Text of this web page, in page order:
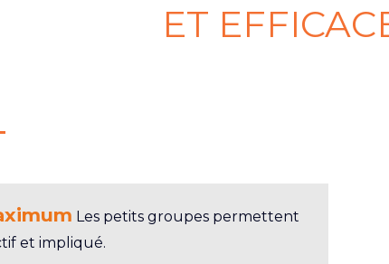
ET
Les petits groupes permettent
et impliqué.